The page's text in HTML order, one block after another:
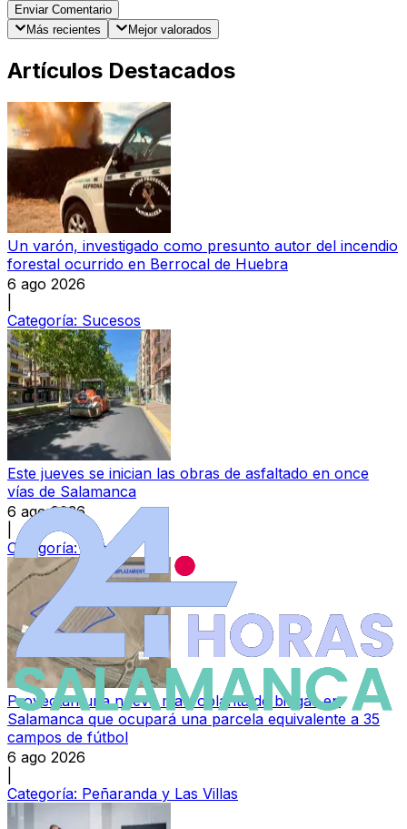
Enviar Comentario
Más recientes
Mejor valorados
Artículos Destacados
Un varón, investigado como presunto autor del incendio
forestal ocurrido en Berrocal de Huebra
6 ago 2026
Categoría: Sucesos
Este jueves se inician las obras de asfaltado en once
vías de Salamanca
6 ago 2026
Categoría: Local
Proyectan una nueva macroplanta de biogás en
Salamanca que ocupará una parcela equivalente a 35
campos de fútbol
6 ago 2026
Categoría: Peñaranda y Las Villas